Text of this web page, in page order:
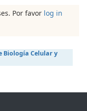
Por favor log in
Biología Celular y